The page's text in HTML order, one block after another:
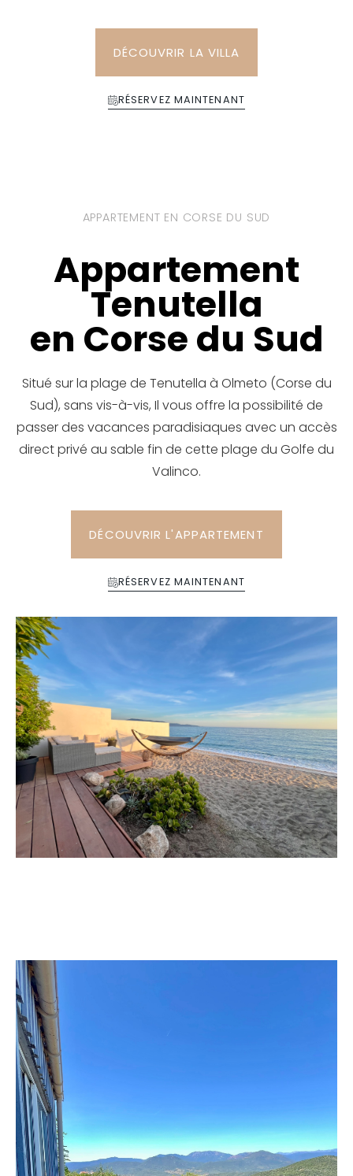
DÉCOUVRIR LA VILLA
RÉSERVEZ MAINTENANT
APPARTEMENT EN CORSE DU SUD
Appartement
Tenutella
en Corse du Sud
Situé sur la plage de Tenutella à Olmeto (Corse du
Sud), sans vis-à-vis, Il vous offre la possibilité de
passer des vacances paradisiaques avec un accès
direct privé au sable fin de cette plage du Golfe du
Valinco.
DÉCOUVRIR L'APPARTEMENT
RÉSERVEZ MAINTENANT